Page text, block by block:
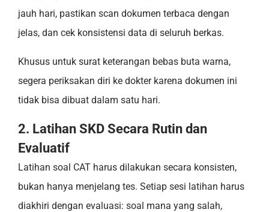
jauh hari, pastikan scan dokumen terbaca dengan
jelas, dan cek konsistensi data di seluruh berkas.
Khusus untuk surat keterangan bebas buta warna,
segera periksakan diri ke dokter karena dokumen ini
tidak bisa dibuat dalam satu hari.
2. Latihan SKD Secara Rutin dan
Evaluatif
Latihan soal CAT harus dilakukan secara konsisten,
bukan hanya menjelang tes. Setiap sesi latihan harus
diakhiri dengan evaluasi: soal mana yang salah,